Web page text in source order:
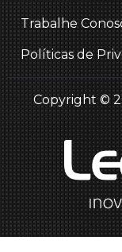
Trabalhe
Políticas de
Copyright ©